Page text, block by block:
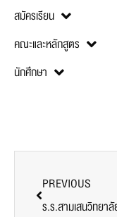
สมัครเรียน
คณะและหลักสูตร
นักศึกษา
PREVIOUS